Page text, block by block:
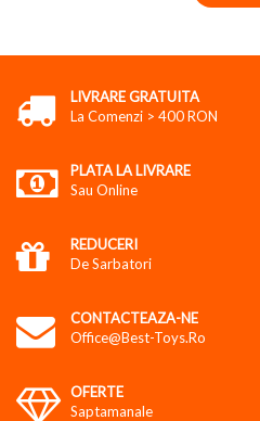
LIVRARE GRATUITA
La Comenzi > 400 RON
PLATA LA LIVRARE
Sau Online
REDUCERI
De Sarbatori
CONTACTEAZA-NE
Office@best-Toys.ro
OFERTE
Saptamanale